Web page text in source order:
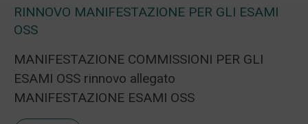
RINNOVO MANIFESTAZIONE PER GLI ESAMI
OSS
MANIFESTAZIONE COMMISSIONI PER GLI
ESAMI OSS rinnovo allegato
MANIFESTAZIONE ESAMI OSS